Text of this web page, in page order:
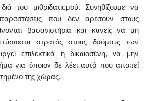
του μιθριδατισμού. Συνηθίζουμε να
που δεν αρέσουν στους
βασανιστήρια και κανείς να μη
στρατός στους δρόμους των
επιλεκτικά η δικαιοσύνη, να μην
για όποιον δε λέει αυτό που απαιτεί
της χώρας.